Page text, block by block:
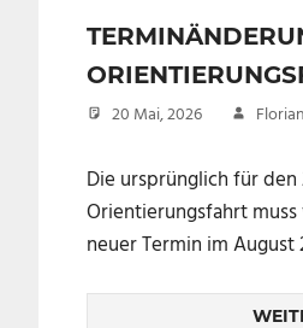
20 Mai, 2026
Die ursprünglich für den
Orientierungsfahrt
neuer Termin im